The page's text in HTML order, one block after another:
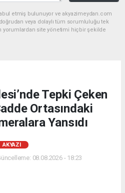
etmiş bulunuyor ve akyazimeydan.com
veya dolaylı tüm sorumluluğu tek
yorumlardan site yönetimi hiçbir şekilde
Tepki Çeken
Ortasındaki
Yansıdı
AKYAZI
08.08.2026 - 18:23